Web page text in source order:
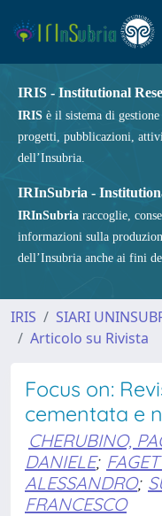
IRIS - Institutional
IRIS è il sistema di
progetti, pubblicazioni,
dell’Insubria.
IRInSubria -
IRInSubria raccoglie,
informazioni sulla
dell’Insubria anche ai fini
IRIS SIARI
Articolo su Rivista
Focus on:
cementata e
CHERUBINO,
DANIELE;
ALESSANDRO;
FRANCESCO